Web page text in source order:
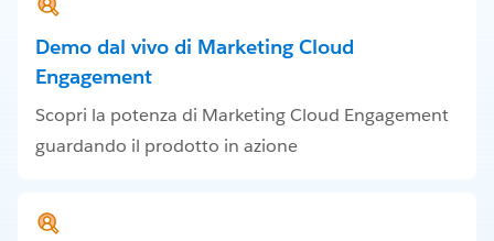
Demo dal vivo di Marketing Cloud
Engagement
Scopri la potenza di Marketing Cloud Engagement
guardando il prodotto in azione